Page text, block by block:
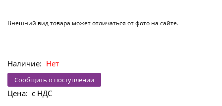
Внешний вид товара может отличаться от фото на сайте.
Наличие: Нет
Сообщить о поступлении
Цена: с НДС